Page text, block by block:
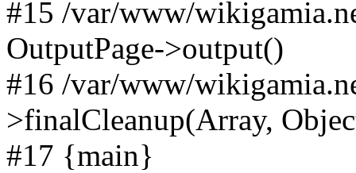
#15 /var/www/
OutputPage->output()
#16 /var/www/
>finalCleanup(Array,
#17 {main}